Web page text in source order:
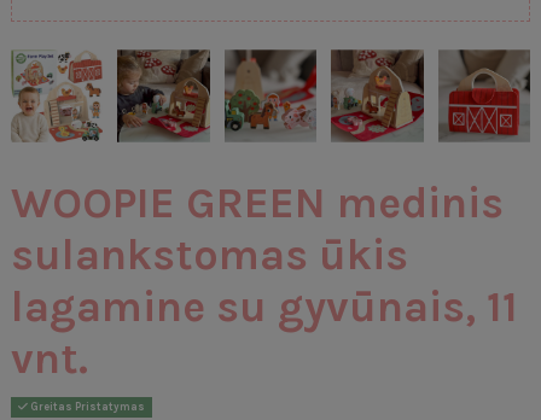
WOOPIE GREEN medinis
sulankstomas ūkis
lagamine su gyvūnais, 11
vnt.
Greitas Pristatymas